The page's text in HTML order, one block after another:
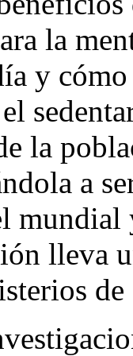
la
y
la
a
mundial
lleva
de